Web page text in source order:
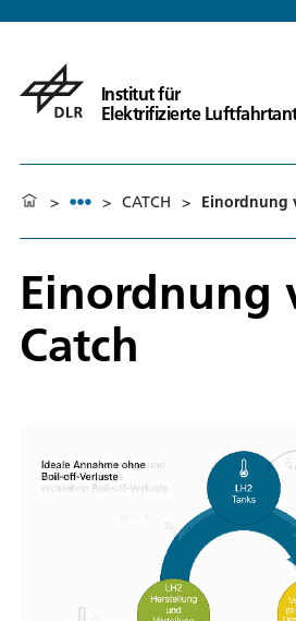
Institut für
Elektrifizierte
> > CATCH > Einordnung
Einordnung
Catch